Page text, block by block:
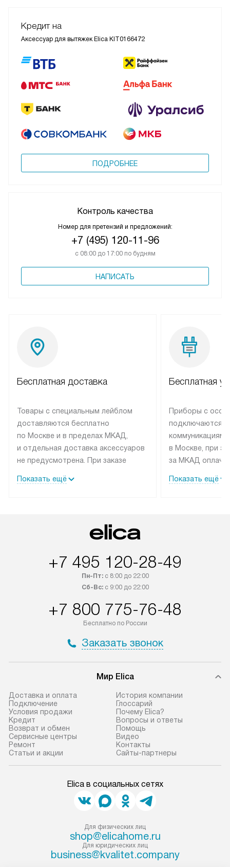
Кредит на
Аксессуар для вытяжек Elica KIT0166472
ПОДРОБНЕЕ
Контроль качества
Номер для претензий и предложений:
+7 (495) 120-11-96
с 08:00 до 17:00 по будням
НАПИСАТЬ
Бесплатная доставка
Товары с специальным лейблом
доставляются бесплатно
по Москве и в пределах МКАД,
и отдельная доставка аксессуаров
не предусмотрена. При заказе
рекомендуем обсудить
быть отправлены покупателю
интересен товар «Под заказ»,
приобретения с менеджером сайта.
доставляются бесплатно
по Москве в пределах МКАД,
не предусмотрена.
доставки доставит упакованный
прибор до двери или прихожей.
Если необходимо переместить
прибор до места установки,
пожалуйста, предварительно
уточните это с менеджером.
За данную услугу взимается
дополнительная плата. Важно
прибора не позволяют ему пройти
через дверной проем, сотрудники
демонтировать дверцы, ручки или
другие выступающие элементы, так
как это может привести к отказу
Показать ещё
Бесплатная
Приборы с
подключаются к
коммуникациям
в Москве, при
за МКАД
партнера
по монтажу
материалы.
к воде, крана и
слива.
подключение к
Показать ещё
+7 495 120-28-49
Пн-Пт:с 8:00 до 22:00
Сб-Вс:с 9:00 до 22:00
+7 800 775-76-48
Бесплатно по России
Заказать звонок
Мир Elica
Доставка и оплата
Подключение
Условия продажи
Кредит
Возврат и обмен
Сервисные центры
Ремонт
Статьи и акции
История компании
Глоссарий
Почему Elica?
Вопросы и ответы
Помощь
Видео
Контакты
Сайты-партнеры
Elica в социальных сетях
Для физических лиц
shop@elicahome.ru
Для юридических лиц
business@kvalitet.company